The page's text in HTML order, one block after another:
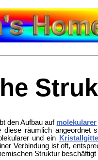
den Aufbau auf molekularer
diese räumlich
und ein
Verbindung ist oft,
Struktur